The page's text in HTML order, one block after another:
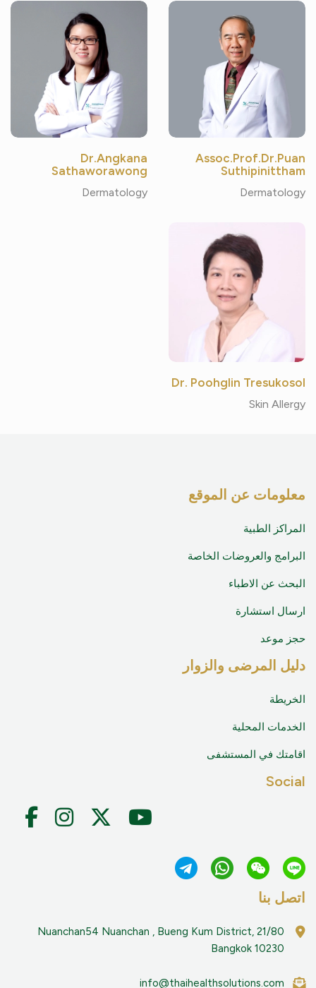
Assoc.Prof.Dr.Puan
Suthipinittham
Dermatology
Dr.Angkana
Sathaworawong
Dermatology
Dr. Poohglin Tresukosol
Skin Allergy
معلومات عن الموقع
المراكز الطبية
البرامج والعروضات الخاصة
البحث عن الاطباء
ارسال استشارة
حجز موعد
دليل المرضى والزوار
الخريطة
الخدمات المحلية
اقامتك في المستشفى
Social
اتصل بنا
21/80 Nuanchan54 Nuanchan , Bueng Kum District,
Bangkok 10230
info@thaihealthsolutions.com